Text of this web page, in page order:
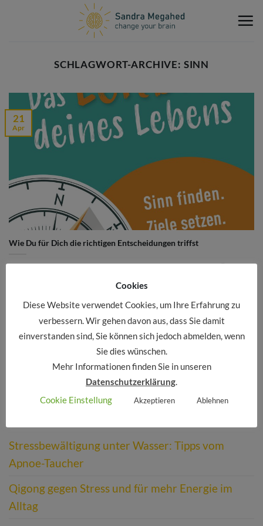
SCHLAGWORT-ARCHIVE: SINN
Wie Du für Dich die richtigen Entscheidungen triffst
Das Workbook „Das Leitbild deines Lebens“ von
Stephen R. Covey hilft Dir Schritt für Schritt[...]
2 KOMMENTARE
21
Apr
NEUESTE BEITRÄGE
Stressbewältigung unter Wasser: Tipps vom
Apnoe-Taucher
Qigong gegen Stress und für mehr Energie im
Alltag
Cookies
Diese Website verwendet Cookies, um Ihre Erfahrung zu
verbessern. Wir gehen davon aus, dass Sie damit
einverstanden sind, Sie können sich jedoch abmelden, wenn
Sie dies wünschen.
Mehr Informationen finden Sie in unseren
Datenschutzerklärung.
Cookie Einstellung
Akzeptieren Ablehnen